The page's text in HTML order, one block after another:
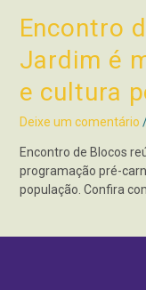
Encontro
Jardim é
e cultura
Deixe um comentário
Encontro de Blocos
programação pré-
população. Confira